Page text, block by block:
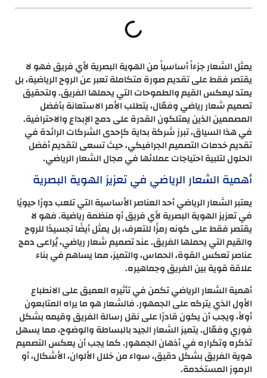
يمثل الشعار جزءاً أساسياً من الهوية البصرية لأي فريق فهو لا
يقتصر فقط على تقديم صورة متكاملة تعبر عن الروح الرياضية، بل
يمتد ليعكس القيم والطموحات التي يحملها الفريق. ولتحقيق
تصميم شعار رياضي وفعّال، يتطلب الأمر الاستعانة بأفضل
المصممين الذين يمتلكون القدرة على دمج الإبداع والاحترافية.
في هذا السياق، تبرز شركة بداية كإحدى الشركات الرائدة في
تقديم خدمات التصميم الجرافيكي، حيث تسعى لتقديم أفضل
الحلول لتلبية احتياجات عملائها في مجال الشعار الرياضي.
أهمية الشعار الرياضي في تعزيز الهوية البصرية
يعتبر الشعار الرياضي أحد العناصر الأساسية التي تلعب دورًا حيويًا
في تعزيز الهوية البصرية لأي فريق أو منظمة رياضية. فهو لا
يقتصر فقط على كونه رمزًا للتعرف، بل يمثل أيضًا تجسيدًا للروح
والقيم التي يحملها الفريق. عند تصميم شعار رياضي، يُراعى دمج
عناصر تعكس القوة، الحماس، والتميز، مما يساهم في بناء
علاقة قوية بين الفريق وجماهيره.
أهمية الشعار الرياضي تكمن في تأثيره العميق على الانطباع
الأول الذي يتركه على الجمهور. فالشعار هو ما يراه المتابعون
أولاً، ويجب أن يكون قادرًا على نقل رسالة الفريق وقيمه بشكل
فوري وفعّال. يتميز الشعار الجيد بالبساطة والوضوح، مما يسهل
تذكره وتكراره في أذهان الجمهور. كما يجب أن يعكس التصميم
هوية الفريق بشكل دقيق، سواء من خلال الألوان، الأشكال، أو
الرموز المستخدمة.